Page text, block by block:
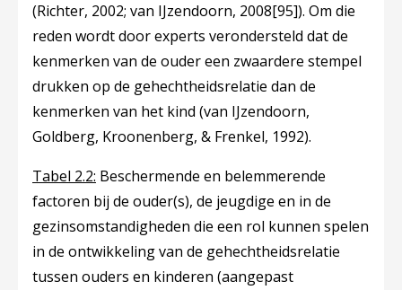
(Richter, 2002; van IJzendoorn, 2008[95]). Om die
reden wordt door experts verondersteld dat de
kenmerken van de ouder een zwaardere stempel
drukken op de gehechtheidsrelatie dan de
kenmerken van het kind (van IJzendoorn,
Goldberg, Kroonenberg, & Frenkel, 1992).
Tabel 2.2: Beschermende en belemmerende
factoren bij de ouder(s), de jeugdige en in de
gezinsomstandigheden die een rol kunnen spelen
in de ontwikkeling van de gehechtheidsrelatie
tussen ouders en kinderen (aangepast